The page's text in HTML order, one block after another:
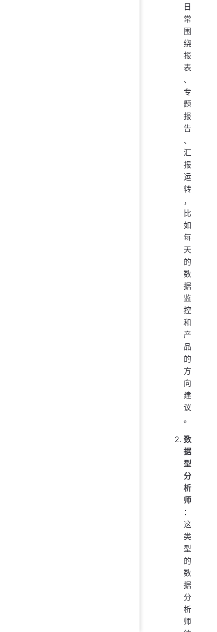
日
常
围
绕
报
表
、
专
题
报
告
、
汇
报
运
转
，
比
如
每
天
的
数
据
监
控
和
产
品
的
方
向
建
议
。
数
据
型
分
析
师
：
这
类
型
的
数
据
分
析
师